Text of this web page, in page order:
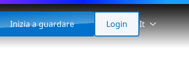
Inizia a guardare Login It